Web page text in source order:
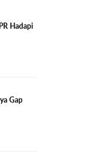
Hadapi
Gap